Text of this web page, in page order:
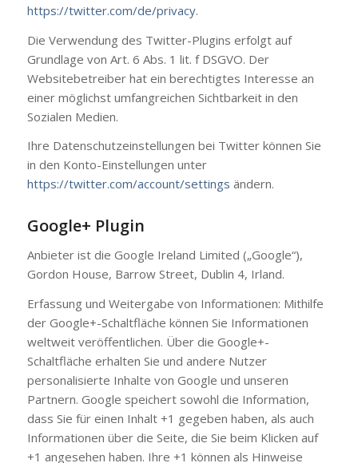
https://twitter.com/de/privacy.
Die Verwendung des Twitter-Plugins erfolgt auf
Grundlage von Art. 6 Abs. 1 lit. f DSGVO. Der
Websitebetreiber hat ein berechtigtes Interesse an
einer möglichst umfangreichen Sichtbarkeit in den
Sozialen Medien.
Ihre Datenschutzeinstellungen bei Twitter können Sie
in den Konto-Einstellungen unter
https://twitter.com/account/settings ändern.
Google+ Plugin
Anbieter ist die Google Ireland Limited („Google“),
Gordon House, Barrow Street, Dublin 4, Irland.
Erfassung und Weitergabe von Informationen: Mithilfe
der Google+-Schaltfläche können Sie Informationen
weltweit veröffentlichen. Über die Google+-
Schaltfläche erhalten Sie und andere Nutzer
personalisierte Inhalte von Google und unseren
Partnern. Google speichert sowohl die Information,
dass Sie für einen Inhalt +1 gegeben haben, als auch
Informationen über die Seite, die Sie beim Klicken auf
+1 angesehen haben. Ihre +1 können als Hinweise